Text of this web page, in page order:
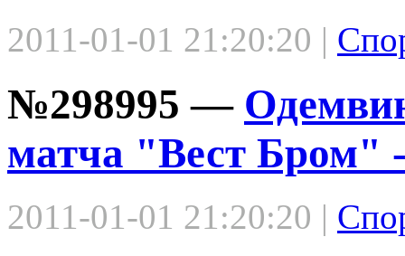
2011-01-01 21:20:20 |
№298995 —
матча "Вест
2011-01-01 21:20:20 |